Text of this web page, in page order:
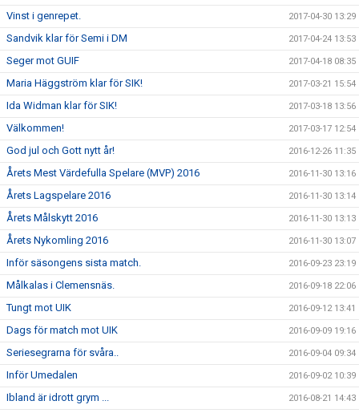
Vinst i genrepet. 2017-04-30 13:29
Sandvik klar för Semi i DM 2017-04-24 13:53
Seger mot GUIF 2017-04-18 08:35
Maria Häggström klar för SIK! 2017-03-21 15:54
Ida Widman klar för SIK! 2017-03-18 13:56
Välkommen! 2017-03-17 12:54
God jul och Gott nytt år! 2016-12-26 11:35
Årets Mest Värdefulla Spelare (MVP) 2016 2016-11-30 13:16
Årets Lagspelare 2016 2016-11-30 13:14
Årets Målskytt 2016 2016-11-30 13:13
Årets Nykomling 2016 2016-11-30 13:07
Inför säsongens sista match. 2016-09-23 23:19
Målkalas i Clemensnäs. 2016-09-18 22:06
Tungt mot UIK 2016-09-12 13:41
Dags för match mot UIK 2016-09-09 19:16
Seriesegrarna för svåra.. 2016-09-04 09:34
Inför Umedalen 2016-09-02 10:39
Ibland är idrott grym ... 2016-08-21 14:43